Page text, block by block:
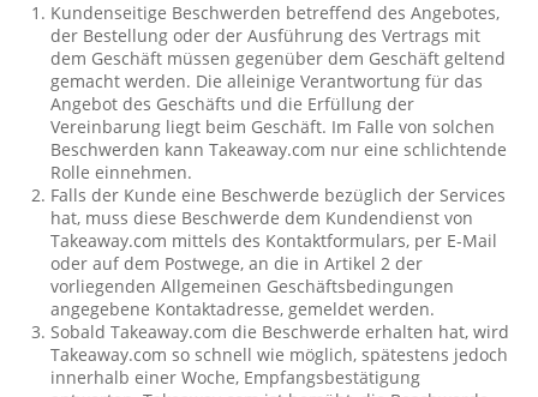
Kundenseitige Beschwerden betreffend des Angebotes,
der Bestellung oder der Ausführung des Vertrags mit
dem Geschäft müssen gegenüber dem Geschäft geltend
gemacht werden. Die alleinige Verantwortung für das
Angebot des Geschäfts und die Erfüllung der
Vereinbarung liegt beim Geschäft. Im Falle von solchen
Beschwerden kann Takeaway.com nur eine schlichtende
Rolle einnehmen.
Falls der Kunde eine Beschwerde bezüglich der Services
hat, muss diese Beschwerde dem Kundendienst von
Takeaway.com mittels des Kontaktformulars, per E-Mail
oder auf dem Postwege, an die in Artikel 2 der
vorliegenden Allgemeinen Geschäftsbedingungen
angegebene Kontaktadresse, gemeldet werden.
Sobald Takeaway.com die Beschwerde erhalten hat, wird
Takeaway.com so schnell wie möglich, spätestens jedoch
innerhalb einer Woche, Empfangsbestätigung